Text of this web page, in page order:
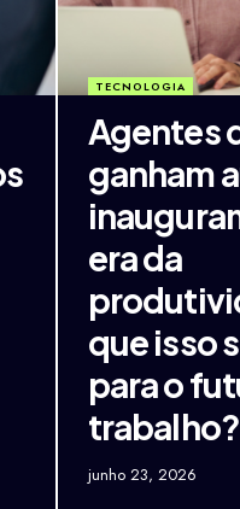
TECNOLOGIA
Agentes
ganham
era da
que isso
para o
trabalho?
junho 23, 2026